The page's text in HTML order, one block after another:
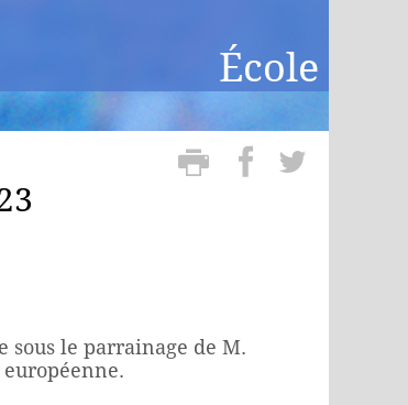
École
sous le parrainage de M.